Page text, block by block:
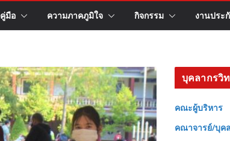
คู่มือ ความภาคภูมิใจ กิจกรรม งานประ
บุคลากรวิ
คณะผู้บริหาร
คณาจารย์/บุค